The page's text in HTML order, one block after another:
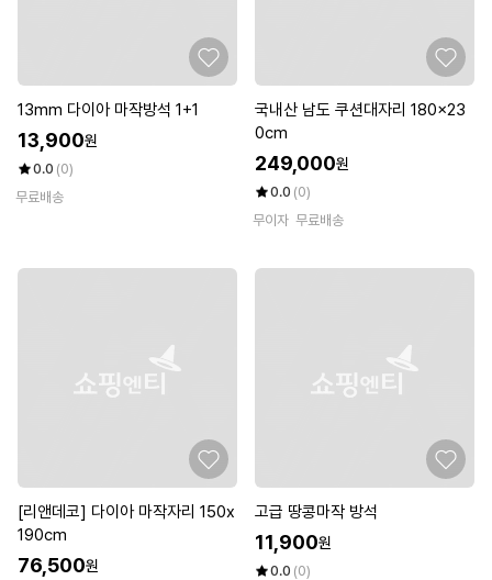
13mm 다이아 마작방석 1+1
13,900원
0.0 (0)
무료배송
국내산 남도 쿠션대자리 180x23
0cm
249,000원
0.0 (0)
무이자 무료배송
[리앤데코] 다이아 마작자리 150x
190cm
76,500원
고급 땅콩마작 방석
11,900원
0.0 (0)